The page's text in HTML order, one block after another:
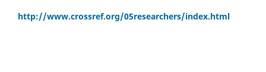
http://www.crossref.org/05researchers/index.html